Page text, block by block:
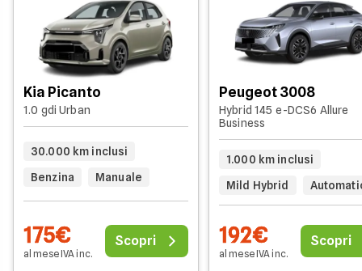
Kia Picanto
1.0 gdi Urban
30.000 km inclusi
Benzina
Manuale
175€
al mese IVA inc.
Scopri
Peugeot 3008
Hybrid 145 e-DCS6 Allure
Business
1.000 km inclusi
Mild Hybrid
192€
al mese IVA inc.
Scopri